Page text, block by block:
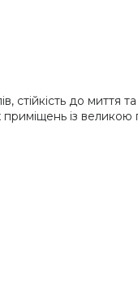
стійкість до миття
із великою